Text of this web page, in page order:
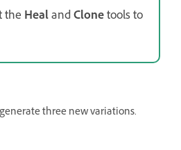
the HealandClonetools to
three new variations.